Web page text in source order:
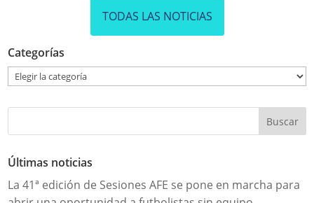
TODAS LAS NOTICIAS
Categorías
Categorías
Últimas noticias
La 41ª edición de Sesiones AFE se pone en marcha para